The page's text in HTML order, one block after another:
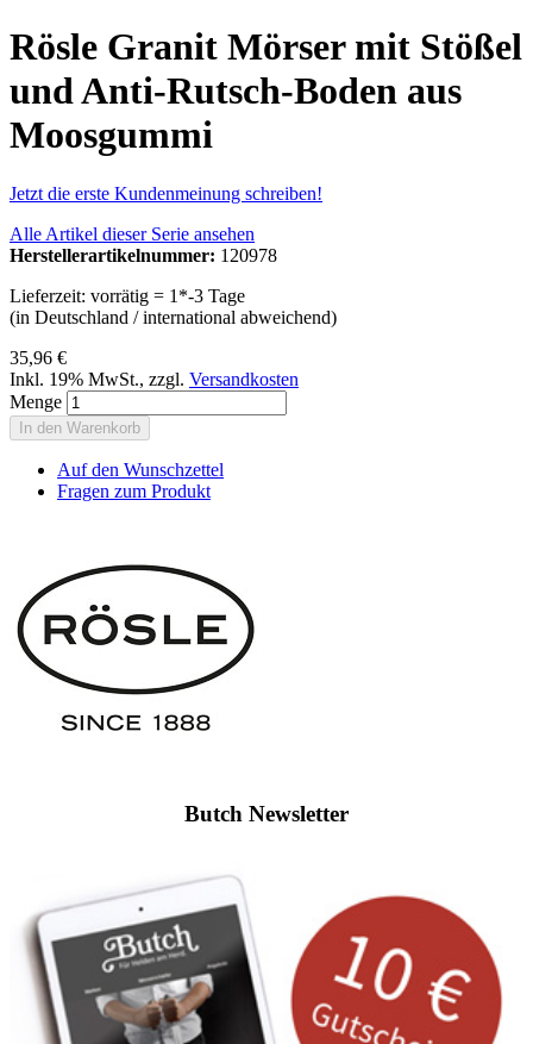
Rösle Granit Mörser mit Stößel
und Anti-Rutsch-Boden aus
Moosgummi
Jetzt die erste Kundenmeinung schreiben!
Alle Artikel dieser Serie ansehen
Herstellerartikelnummer: 120978
Lieferzeit: vorrätig = 1*-3 Tage
(in Deutschland / international abweichend)
35,96 €
Inkl. 19% MwSt., zzgl. Versandkosten
Menge
In den Warenkorb
Auf den Wunschzettel
Fragen zum Produkt
Butch Newsletter